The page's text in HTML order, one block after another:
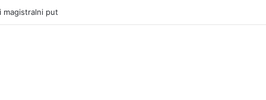
u selima kod Trebinja